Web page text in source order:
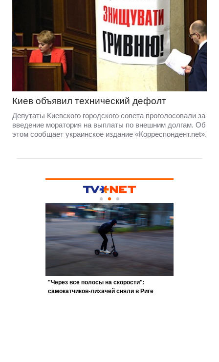
Киев объявил технический дефолт
Депутаты Киевского городского совета проголосовали за
введение моратория на выплаты по внешним долгам. Об
этом сообщает украинское издание «Корреспондент.net».